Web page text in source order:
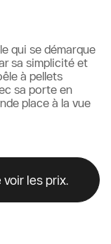
qui se démarque
sa simplicité et
à pellets
sa porte en
place à la vue
les prix.